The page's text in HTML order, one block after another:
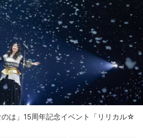
のは」15周年記念イベント「リリカル☆